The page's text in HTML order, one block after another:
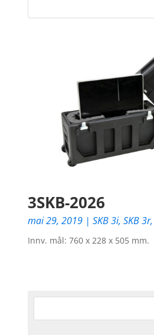
3SKB-2026
mai 29, 2019 |SKB 3i,SKB 3r
Innv. mål: 760 x 228 x 505 mm.